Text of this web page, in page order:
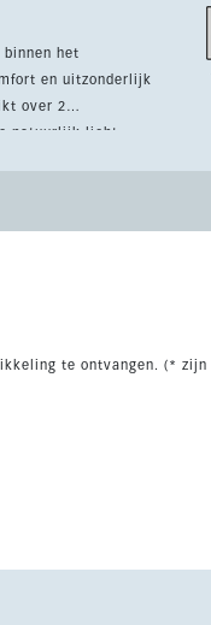
binnen het
en uitzonderlijk
natuurlijk licht
te ontvangen. (*